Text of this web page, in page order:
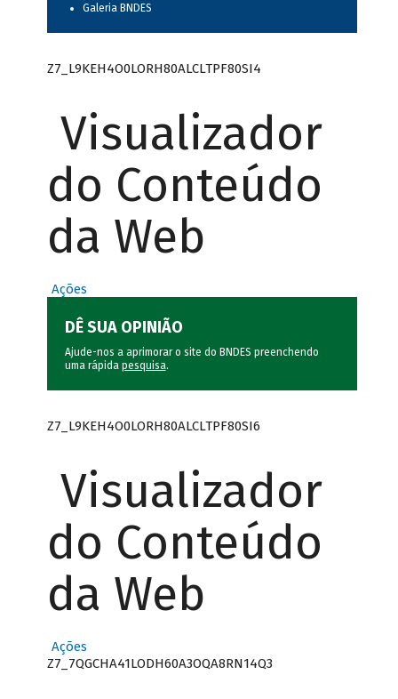
Galeria BNDES
Z7_L9KEH4O0LORH80ALCLTPF80SI4
Visualizador
do Conteúdo
da Web
Ações
DÊ SUA OPINIÃO
Ajude-nos a aprimorar o site do BNDES preenchendo
uma rápida pesquisa.
Z7_L9KEH4O0LORH80ALCLTPF80SI6
Visualizador
do Conteúdo
da Web
Ações
Z7_7QGCHA41LODH60A3OQA8RN14Q3